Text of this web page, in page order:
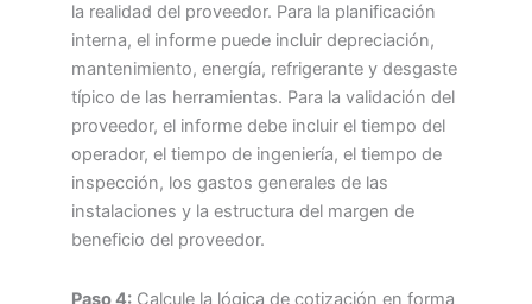
la realidad del proveedor. Para la planificación
interna, el informe puede incluir depreciación,
mantenimiento, energía, refrigerante y desgaste
típico de las herramientas. Para la validación del
proveedor, el informe debe incluir el tiempo del
operador, el tiempo de ingeniería, el tiempo de
inspección, los gastos generales de las
instalaciones y la estructura del margen de
beneficio del proveedor.
Paso 4: Calcule la lógica de cotización en forma